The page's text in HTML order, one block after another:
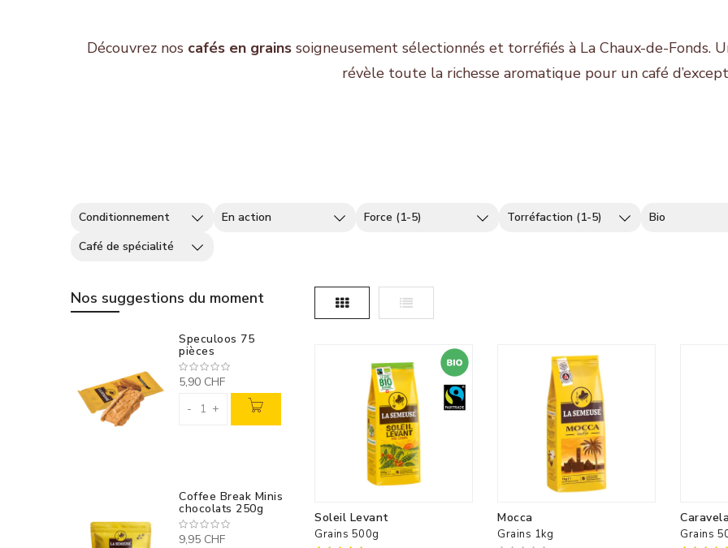
Découvrez nos cafés en grains soigneusement sélectionnés et torréfiés à La Chaux-de-
révèle toute la richesse aromatique pour un café
Conditionnement En action Force (1-5) Torréfaction (1-5)
Bio
Café de spécialité
Grille Liste
Soleil Levant
Grains 500g
Mocca
Grains 1kg Grains
Nos suggestions du moment
Speculoos 75
pièces
5,90 CHF
-
+
Coffee Break Minis
chocolats 250g
9,95 CHF